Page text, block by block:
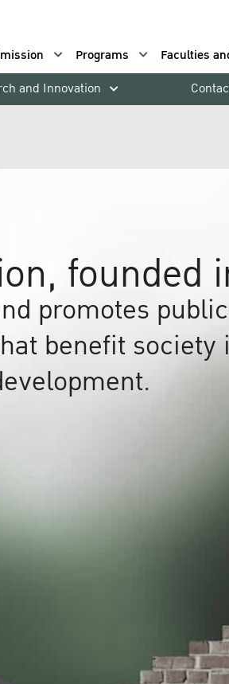
Programs
Faculties
and Innovation
founded
promotes
benefit society